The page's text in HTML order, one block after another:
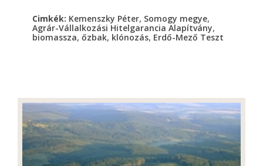
Cimkék: Kemenszky Péter, Somogy megye,
Agrár-Vállalkozási Hitelgarancia Alapítvány,
biomassza, őzbak, klónozás, Erdő-Mező Teszt